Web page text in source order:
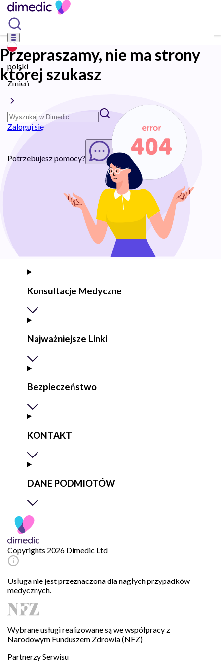
polski
Zmień
Zaloguj się
Potrzebujesz pomocy? Rozpocznij chat
Przepraszamy, nie ma strony
której szukasz
Konsultacje Medyczne
Najważniejsze Linki
Bezpieczeństwo
KONTAKT
DANE PODMIOTÓW
Copyrights 2026 Dimedic Ltd
Usługa nie jest przeznaczona dla nagłych przypadków
medycznych.
Wybrane usługi realizowane są we współpracy z
Narodowym Funduszem Zdrowia (NFZ)
Partnerzy Serwisu